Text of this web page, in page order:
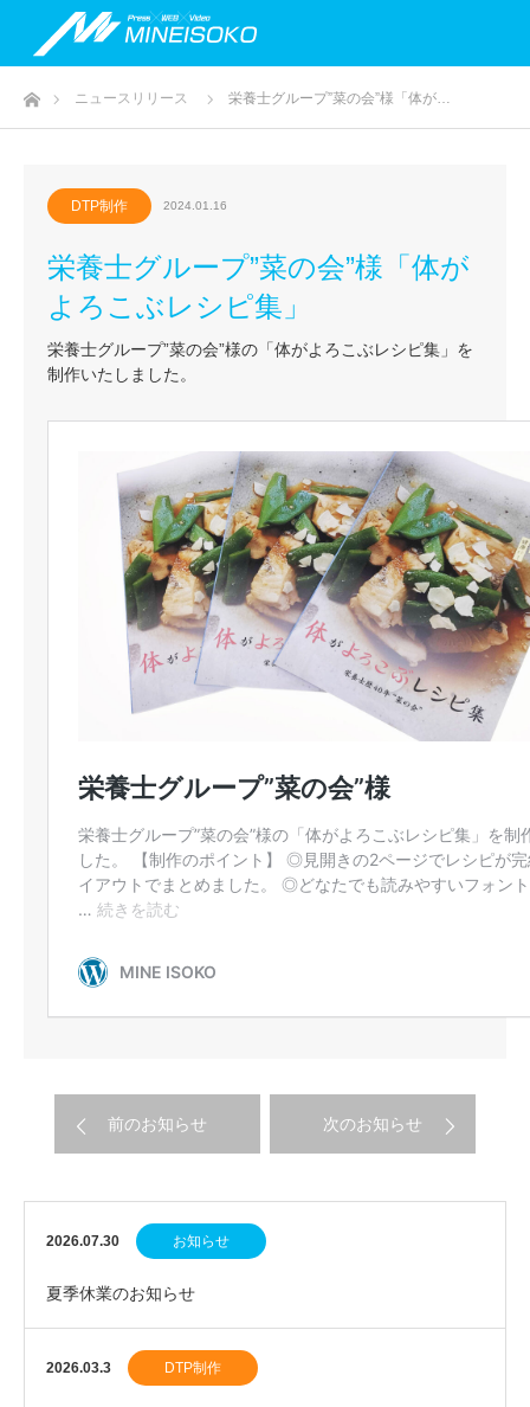
ホームニュースリリース 栄養士グループ”菜の会”様「体が…
DTP制作 2024.01.16
栄養士グループ”菜の会”様「体が
よろこぶレシピ集」
栄養士グループ”菜の会”様の「体がよろこぶレシピ集」を
制作いたしました。
前のお知らせ 次のお知らせ
2026.07.30 お知らせ
夏季休業のお知らせ
2026.03.3 DTP制作